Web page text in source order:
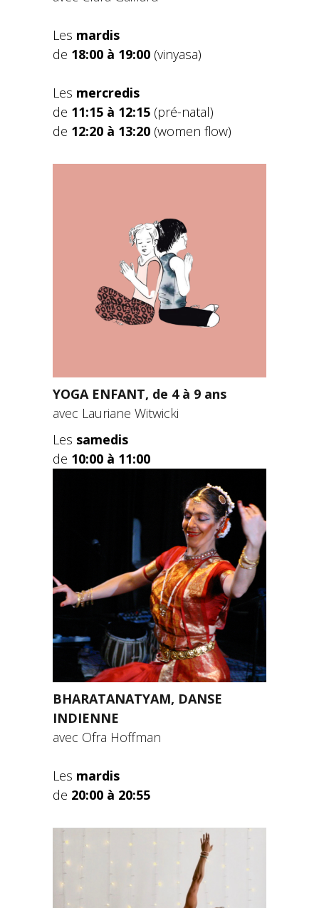
Les mardis
de 18:00 à 19:00 (vinyasa)
Les mercredis
de 11:15 à 12:15 (pré-natal)
de 12:20 à 13:20 (women flow)
YOGA ENFANT, de 4 à 9 ans
avec Lauriane Witwicki
Les samedis
de 10:00 à 11:00
BHARATANATYAM, DANSE
INDIENNE
avec Ofra Hoffman
Les mardis
de 20:00 à 20:55